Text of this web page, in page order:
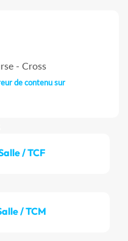
- Cross
de contenu sur
/ TCF
/ TCM